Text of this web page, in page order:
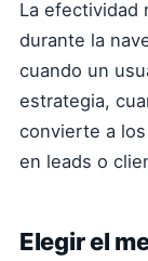
La efectividad
durante la
cuando un
estrategia,
convierte a
en leads o
Elegir el